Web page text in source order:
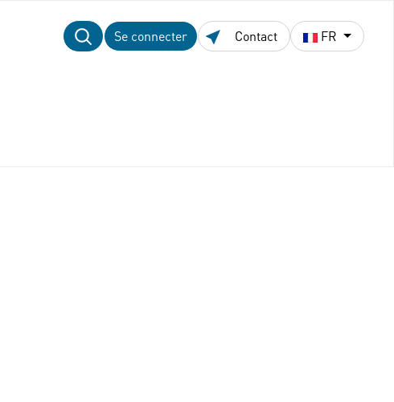
Se connecter Contact FR